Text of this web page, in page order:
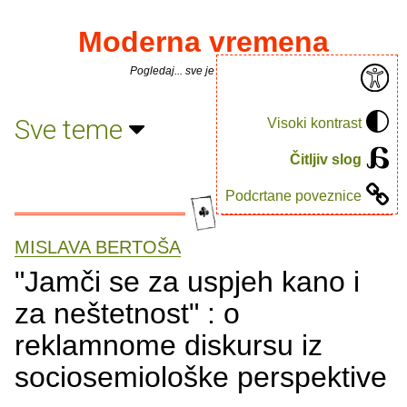
Visoki kontrast
Čitljiv slog
Podcrtane poveznice
Moderna vremena
Pogledaj... sve je puno knjiga.
Sve teme
MISLAVA BERTOŠA
"Jamči se za uspjeh kano i
za neštetnost" : o
reklamnome diskursu iz
sociosemiološke perspektive